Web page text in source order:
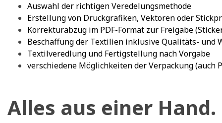
Auswahl der richtigen Veredelungsmethode
Erstellung von Druckgrafiken, Vektoren oder
Korrekturabzug im PDF-Format zur Freigabe
Beschaffung der Textilien inklusive Qualitäts- und
Textilveredlung und Fertigstellung nach Vorgabe
verschiedene Möglichkeiten der Verpackung (auch
Alles aus einer Hand.